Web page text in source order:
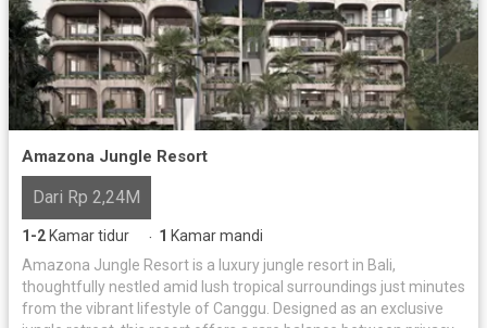
Amazona Jungle Resort
Dari Rp 2,24M
1-2 Kamar tidur · 1 Kamar mandi
Amazona Jungle Resort is a luxury jungle resort in Bali,
thoughtfully nestled amid lush tropical surroundings just minutes
from the vibrant lifestyle of Canggu. Designed as an exclusive